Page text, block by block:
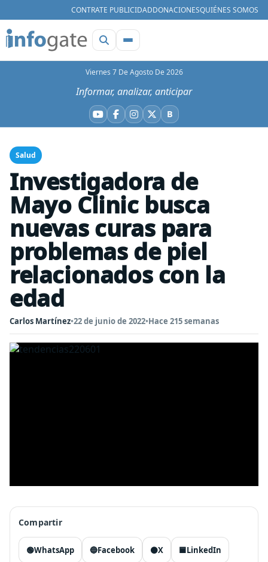
CONTRATE PUBLICIDADDONACIONESQUIÉNES SOMOS
Viernes 7 De Agosto De 2026
Informar, analizar, anticipar
YouTube
Facebook
Instagram
X BBluesky
Salud
Investigadora de
Mayo Clinic busca
nuevas curas para
problemas de piel
relacionados con la
edad
Carlos Martínez•22 de junio de 2022•Hace 215 semanas
Compartir
🟢WhatsApp 🔵Facebook ⚫X 🟦LinkedIn